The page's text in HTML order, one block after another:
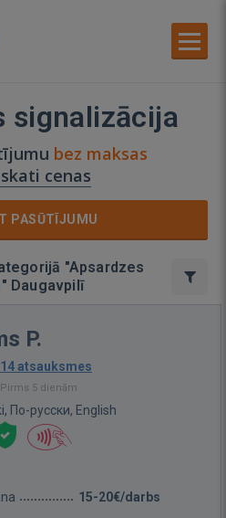
signalizācija
bez maksas
cenas
PASŪTĪJUMU
"Apsardzes
Daugavpilī
P.
14 atsauksmes
Pirms 5 dienām
По-русски, English
15-20€/darbs